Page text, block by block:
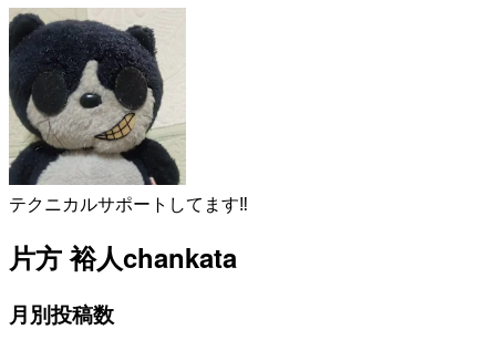
テクニカルサポートしてます‼
片方 裕人chankata
月別投稿数